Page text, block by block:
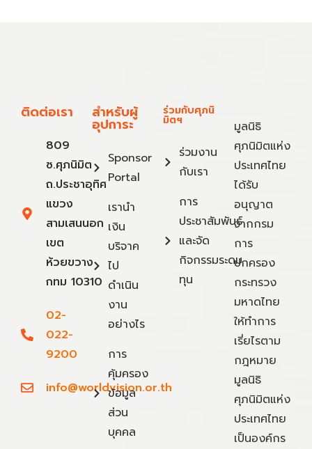
ติดต่อเรา
809
ซ.ศุภนิมิต
ถ.ประชาอุทิศ
แขวง
สามเสนนอก
เขต
ห้วยขวาง
กทม 10310
02-
022-
9200
info@worldvision.or.th
สำหรับผู้
อุปการะ
Sponsor
Portal
เรานำ
เงิน
บริจาค
ไป
ดำเนิน
งาน
อย่างไร
การ
คุ้มครอง
ข้อมูล
ส่วน
บุคคล
ร่วมกับศุภนิ
มิตฯ
ร่วมงาน
กับเรา
การ
ประชาสัมพันธ์
และจัด
กิจกรรมระดม
ทุน
มูลนิธิ
ศุภนิมิตแห่ง
ประเทศไทย
ได้รับ
อนุญาต
จากกรม
การ
ปกครอง
กระทรวง
มหาดไทย
ให้ทำการ
เรี่ยไรตาม
กฎหมาย
มูลนิธิ
ศุภนิมิตแห่ง
ประเทศไทย
เป็นองค์กร